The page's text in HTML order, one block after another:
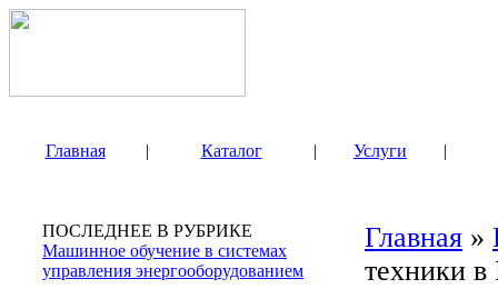
Главная | Каталог | Услуги |
ПОСЛЕДНЕЕ В РУБРИКЕ
Машинное обучение в системах
управления энергооборудованием
Главная »
техники в